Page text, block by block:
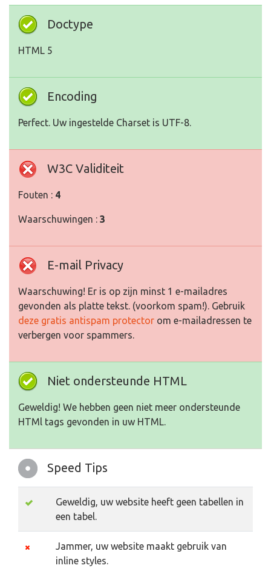
Doctype
HTML 5
Encoding
Perfect. Uw ingestelde Charset is UTF-8.
W3C Validiteit
Fouten : 4
Waarschuwingen : 3
E-mail Privacy
Waarschuwing! Er is op zijn minst 1 e-mailadres
gevonden als platte tekst. (voorkom spam!). Gebruik
deze gratis antispam protector om e-mailadressen te
verbergen voor spammers.
Niet ondersteunde HTML
Geweldig! We hebben geen niet meer ondersteunde
HTMl tags gevonden in uw HTML.
Speed Tips
Geweldig, uw website heeft geen tabellen in
een tabel.
Jammer, uw website maakt gebruik van
inline styles.